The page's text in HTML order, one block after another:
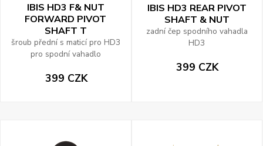
IBIS HD3 F& NUT
FORWARD PIVOT
SHAFT T
šroub přední s maticí pro HD3
pro spodní vahadlo
399 CZK
IBIS HD3 REAR PIVOT
SHAFT & NUT
zadní čep spodního vahadla
HD3
399 CZK